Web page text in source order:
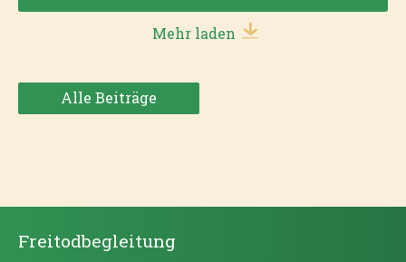
Mehr laden
Alle Beiträge
Freitodbegleitung